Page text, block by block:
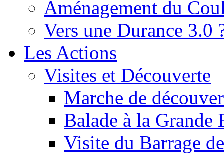
Aménagement du
Vers une Durance 3.0
Les Actions
Visites et Découverte
Marche de
Balade à la Grande
Visite du Barrage